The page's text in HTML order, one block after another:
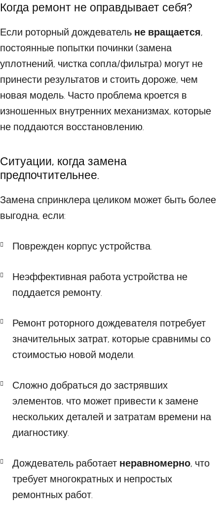
Когда ремонт не оправдывает себя?
Если роторный дождеватель не вращается,
постоянные попытки починки (замена
уплотнений, чистка сопла/фильтра) могут не
принести результатов и стоить дороже, чем
новая модель. Часто проблема кроется в
изношенных внутренних механизмах, которые
не поддаются восстановлению.
Ситуации, когда замена
предпочтительнее.
Замена спринклера целиком может быть более
выгодна, если:
Поврежден корпус устройства.
Неэффективная работа устройства не
поддается ремонту.
Ремонт роторного дождевателя потребует
значительных затрат, которые сравнимы со
стоимостью новой модели.
Сложно добраться до застрявших
элементов, что может привести к замене
нескольких деталей и затратам времени на
диагностику.
Дождеватель работает неравномерно, что
требует многократных и непростых
ремонтных работ.